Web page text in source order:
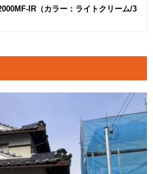
IR（カラー：ライトクリーム/3